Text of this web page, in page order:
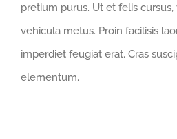
pretium purus. Ut et felis
vehicula metus. Proin facilisis
imperdiet feugiat erat. Cras
elementum.